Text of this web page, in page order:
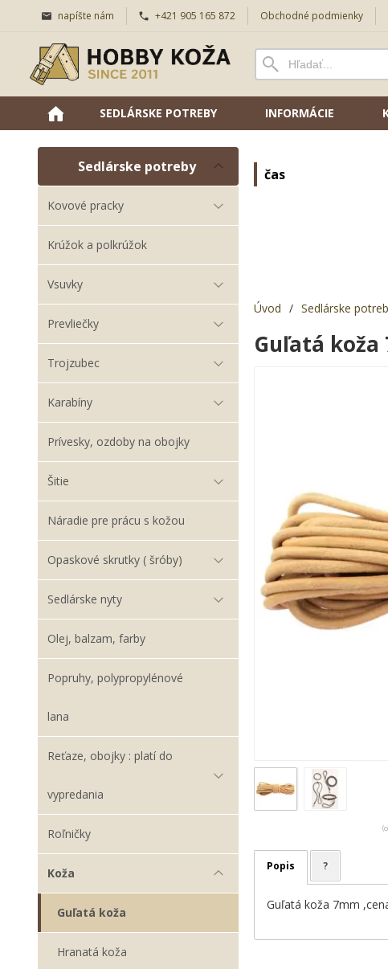
napíšte nám +421 905 165 872 Obchodné podmienky
SEDLÁRSKE POTREBY INFORMÁCIE
Sedlárske potreby
Kovové pracky
Krúžok a polkrúžok
Vsuvky
Prevliečky
Trojzubec
Karabíny
Prívesky, ozdoby na obojky
Šitie
Náradie pre prácu s kožou
Opaskové skrutky ( šróby)
Sedlárske nyty
Olej, balzam, farby
Popruhy, polypropylénové
lana
Reťaze, obojky : platí do
vypredania
Roľničky
Koža
Guľatá koža
Hranatá koža
čas
Úvod / Sedlárske
Guľatá
Popis ?
Guľatá koža 7mm